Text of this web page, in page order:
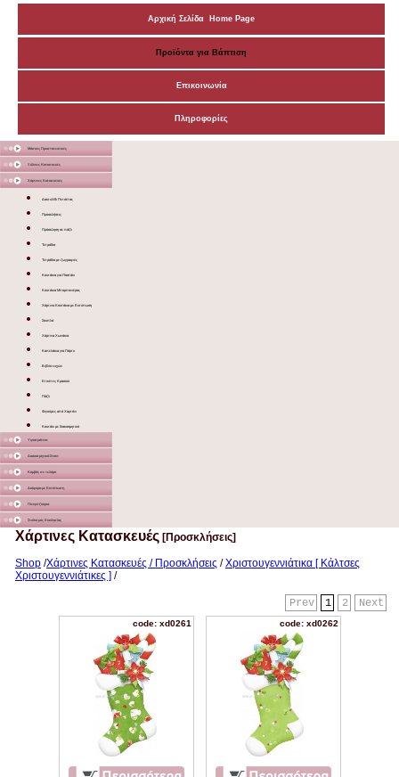
Αρχική Σελίδα Home Page
Προϊόντα για Βάπτιση
Επικοινωνία
Πληροφορίες
Μάσκες Προστατευτικές
Ξύλινες Κατασκευές
Χάρτινες Κατασκευές
Δακτυλίδι Πετσέτας
Προσκλήσεις
Πρόσκληση σε πάζλ
Τετράδια
Τετράδια με ζωγραφιές
Κουτάκια για Παστάκι
Κουτάκια Μπομπονιέρας
Χάρτινα Κουτάκια με Εκτύπωση
Σουπλά
Χάρτινα Χωνάκια
Καπελάκια για Πάρτυ
Βιβλίο ευχών
Ετικέτες Κρασιού
Πάζλ
Φιγούρες από Χαρτόνι
Κουτάκι με διακοσμητικό
Υφασμάτινα
Διακοσμητικά Σταντ
Καμβάς σε τελάρο
Διάφορα με Εκτύπωση
Γλειφιτζούρια
Στολισμός Εκκλησίας
Χάρτινες Κατασκευές [Προσκλήσεις]
Shop /Χάρτινες Κατασκευές / Προσκλήσεις /Χριστουγεννιάτικα [ Κάλτσες
Χριστουγεννιάτικες ] /
Next
2
1
Prev
code: xd0261 code: xd0262